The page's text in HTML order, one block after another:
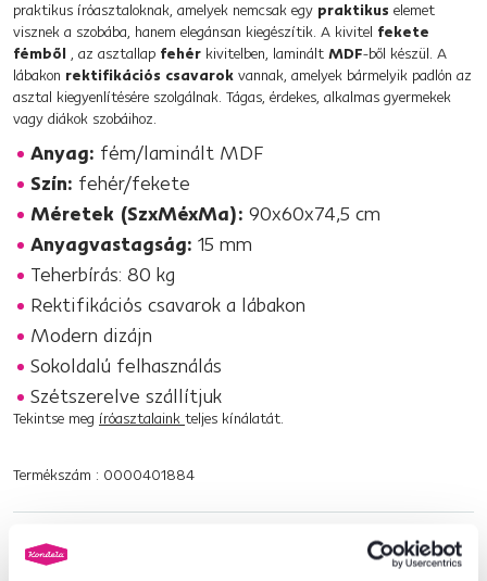
praktikus íróasztaloknak, amelyek nemcsak egy praktikus elemet
visznek a szobába, hanem elegánsan kiegészítik. A kivitel fekete
fémből , az asztallap fehér kivitelben, laminált MDF-ből készül. A
lábakon rektifikációs csavarok vannak, amelyek bármelyik padlón az
asztal kiegyenlítésére szolgálnak. Tágas, érdekes, alkalmas gyermekek
vagy diákok szobáihoz.
Anyag: fém/laminált MDF
Szín: fehér/fekete
Méretek (SzxMéxMa): 90x60x74,5 cm
Anyagvastagság: 15 mm
Teherbírás: 80 kg
Rektifikációs csavarok a lábakon
Modern dizájn
Sokoldalú felhasználás
Szétszerelve szállítjuk
Tekintse meg íróasztalaink teljes kínálatát.
Termékszám : 0000401884
Alapparaméterek